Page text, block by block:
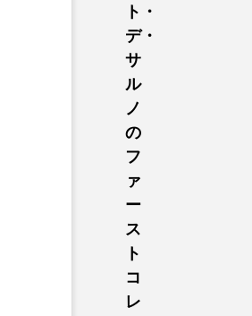
ト・
デ・
サ
ル
ノ
の
フ
ァ
ー
ス
ト
コ
レ